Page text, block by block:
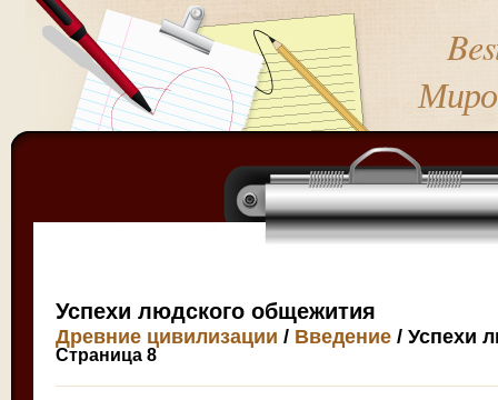
Успехи людского общежития
Древние цивилизации / Введение / Успехи
Страница 8